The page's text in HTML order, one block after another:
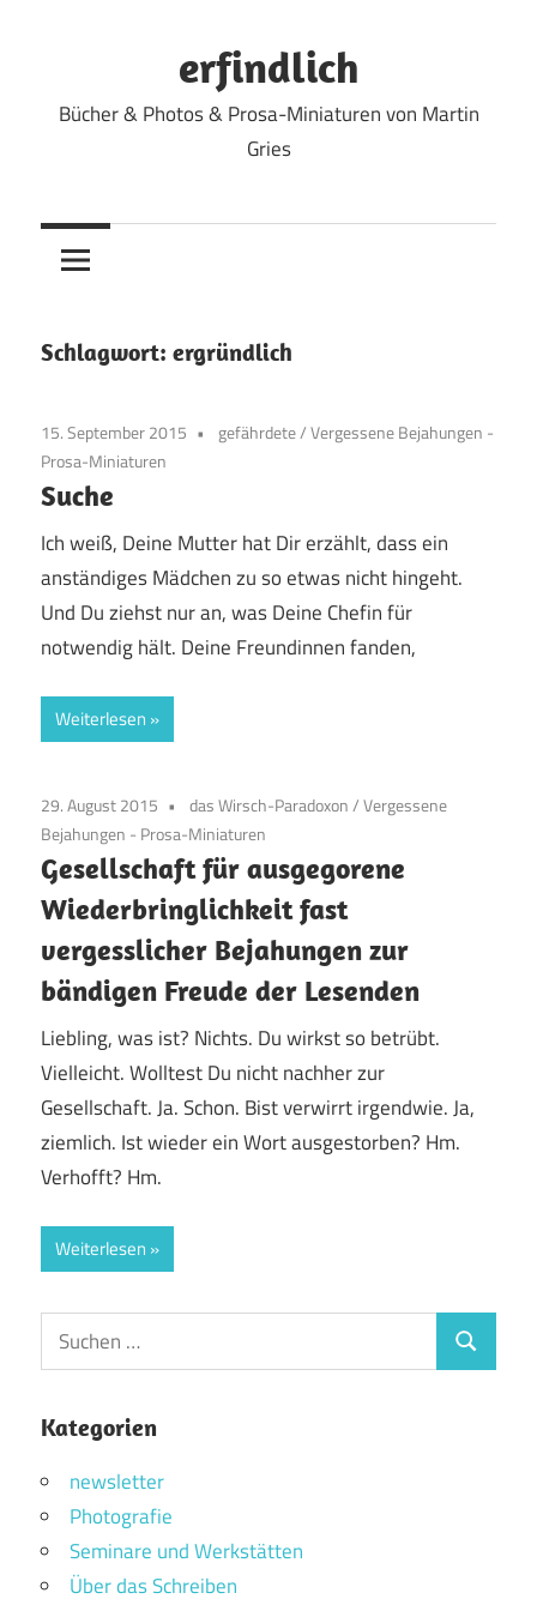
erfindlich
Bücher & Photos & Prosa-Miniaturen von Martin
Gries
Schlagwort: ergründlich
15. September 2015 gefährdete/Vergessene Bejahungen -
Prosa-Miniaturen
Suche
Ich weiß, Deine Mutter hat Dir erzählt, dass ein
anständiges Mädchen zu so etwas nicht hingeht.
Und Du ziehst nur an, was Deine Chefin für
notwendig hält. Deine Freundinnen fanden,
Weiterlesen
29. August 2015 das Wirsch-Paradoxon/Vergessene
Bejahungen - Prosa-Miniaturen
Gesellschaft für ausgegorene
Wiederbringlichkeit fast
vergesslicher Bejahungen zur
bändigen Freude der Lesenden
Liebling, was ist? Nichts. Du wirkst so betrübt.
Vielleicht. Wolltest Du nicht nachher zur
Gesellschaft. Ja. Schon. Bist verwirrt irgendwie. Ja,
ziemlich. Ist wieder ein Wort ausgestorben? Hm.
Verhofft? Hm.
Weiterlesen
Suchen
nach:
Suchen
Kategorien
newsletter
Photografie
Seminare und Werkstätten
Über das Schreiben